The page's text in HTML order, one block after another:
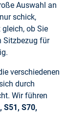
Auswahl an
schick,
ob Sie
Sitzbezug für
verschiedenen
durch
Wir führen
S51, S70,